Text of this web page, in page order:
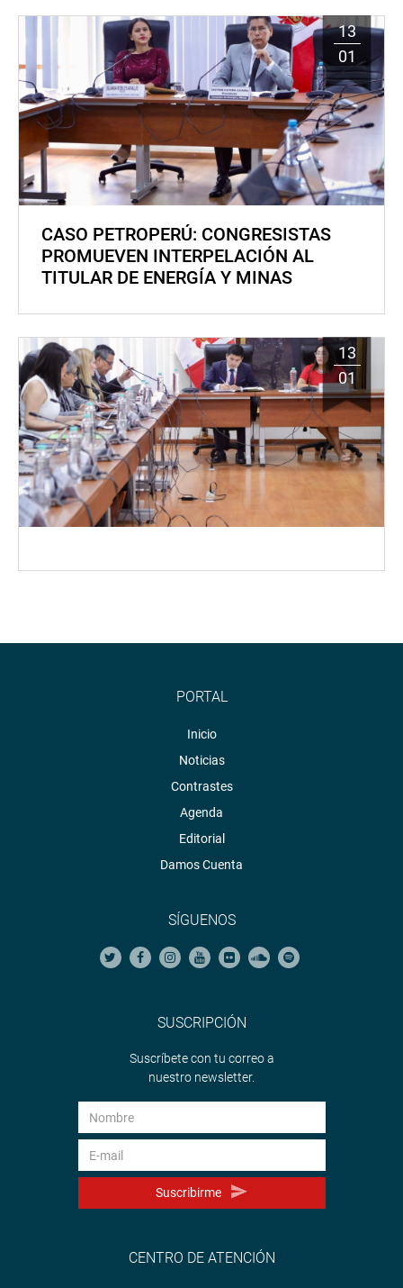
13
01
CASO PETROPERÚ: CONGRESISTAS
PROMUEVEN INTERPELACIÓN AL
TITULAR DE ENERGÍA Y MINAS
13
01
PORTAL
Inicio
Noticias
Contrastes
Agenda
Editorial
Damos Cuenta
SÍGUENOS
SUSCRIPCIÓN
Suscríbete con tu correo a
nuestro newsletter.
Suscribirme
CENTRO DE ATENCIÓN